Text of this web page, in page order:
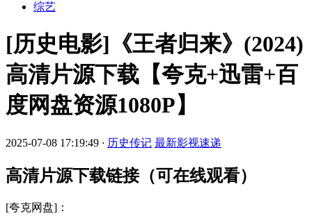
综艺
[历史电影]《王者归来》(2024)
高清片源下载【夸克+迅雷+百
度网盘资源1080P】
2025-07-08 17:19:49 · 历史传记 最新影视速递
高清片源下载链接（可在线观看）
[夸克网盘]：